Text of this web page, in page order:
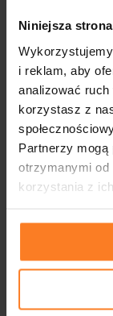
Niniejsza
i reklam, aby
analizować
korzystasz z
Partnerzy mogą
otrzymanymi od
korzystania z ich
2017
2016
2015
2014
2013